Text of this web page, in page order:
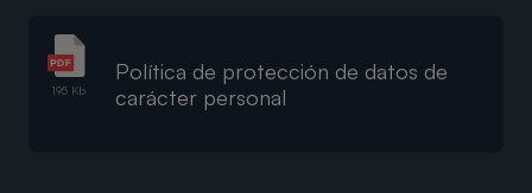
195 Kb
Política de protección de datos de
carácter personal